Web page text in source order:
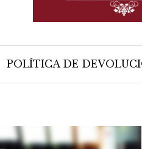
POLÍTICA DE